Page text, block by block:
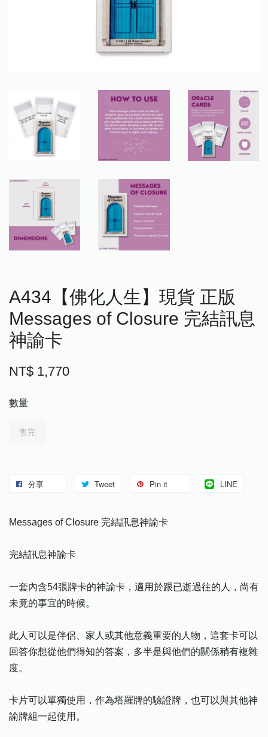
A434【佛化人生】現貨 正版
Messages of Closure 完結訊息
神諭卡
NT$ 1,770
數量
售完
分享 Tweet Pin it LINE
Messages of Closure 完結訊息神諭卡
完結訊息神諭卡
一套內含54張牌卡的神諭卡，適用於跟已逝過往的人，尚有
未竟的事宜的時候。
此人可以是伴侶、家人或其他意義重要的人物，這套卡可以
回答你想從他們得知的答案，多半是與他們的關係稍有複雜
度。
卡片可以單獨使用，作為塔羅牌的驗證牌，也可以與其他神
諭牌組一起使用。